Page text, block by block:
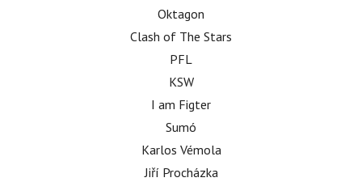
Oktagon
Clash of The Stars
PFL
KSW
I am Figter
Sumó
Karlos Vémola
Jiří Procházka